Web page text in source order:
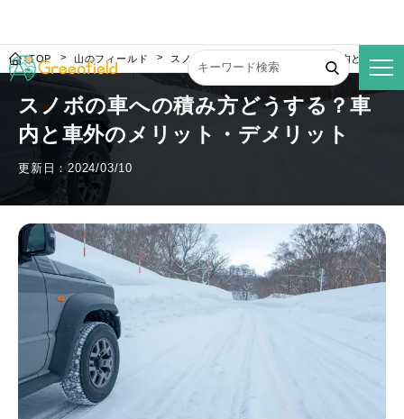
TOP 山のフィールド スノボの車への積み方どうする？車内と車外の
スノボの車への積み方どうする？車
内と車外のメリット・デメリット
更新日：2024/03/10